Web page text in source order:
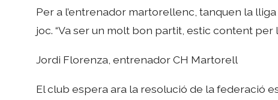
Per a l’entrenador martorellenc, tanquen la
joc. “Va ser un molt bon partit, estic content per
Jordi Florenza, entrenador CH Martorell
El club espera ara la resolució de la federació